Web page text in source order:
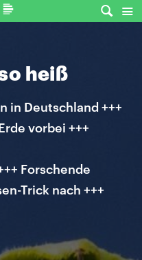
heiß
in Deutschland +++
vorbei +++
Forschende
Trick nach +++